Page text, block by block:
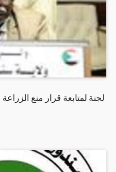
لجنة لمتابعة قرار منع